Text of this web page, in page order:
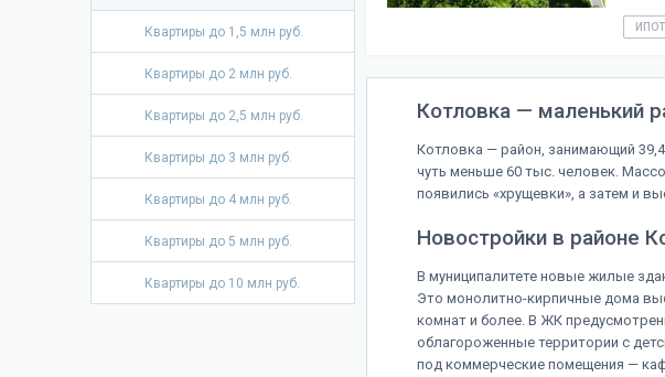
Квартиры до 1,5 млн руб.
Квартиры до 2 млн руб.
Квартиры до 2,5 млн руб.
Квартиры до 3 млн руб.
Квартиры до 4 млн руб.
Квартиры до 5 млн руб.
Квартиры до 10 млн руб.
Котловка — маленький
Котловка — район, занимающий
чуть меньше 60 тыс. человек.
появились «хрущевки», а затем и
Новостройки в районе
В муниципалитете новые жилые
Это монолитно-кирпичные дома
комнат и более. В ЖК
облагороженные территории с
под коммерческие помещения —